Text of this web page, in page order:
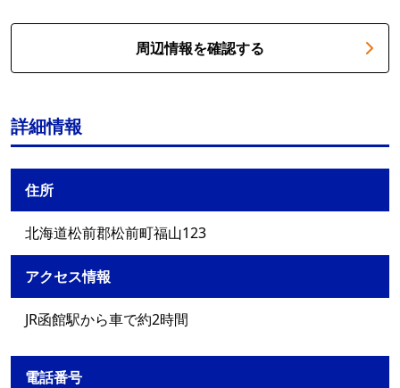
周辺情報を確認する
詳細情報
住所
北海道松前郡松前町福山123
アクセス情報
JR函館駅から車で約2時間
電話番号